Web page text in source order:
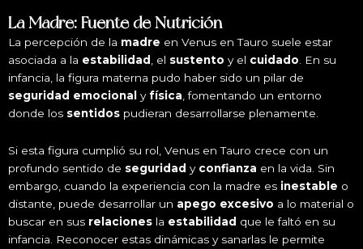
La Madre: Fuente de Nutrición
La percepción de la madre en Venus en Tauro suele estar
asociada a la estabilidad , el sustento y el cuidado . En su
infancia, la figura materna pudo haber sido un pilar de
seguridad emocional yfísica , fomentando un entorno
donde los sentidos pudieran desarrollarse plenamente.
Si esta figura cumplió su rol, Venus en Tauro crece con un
profundo sentido de seguridad y confianza en la vida. Sin
embargo, cuando la experiencia con la madre es inestable o
distante, puede desarrollar un apego excesivo a lo material o
buscar en sus relaciones la estabilidad que le faltó en su
infancia. Reconocer estas dinámicas y sanarlas le permite